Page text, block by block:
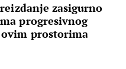
zasigurno
progresivnog
ovim prostorima